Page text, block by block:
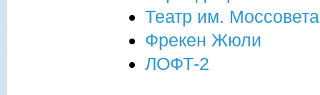
Театр им. Моссовета
Фрекен Жюли
ЛОФТ-2